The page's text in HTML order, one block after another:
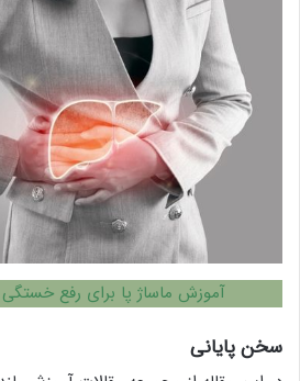
آموزش ماساژ پا برای رفع خستگی
سخن پایانی